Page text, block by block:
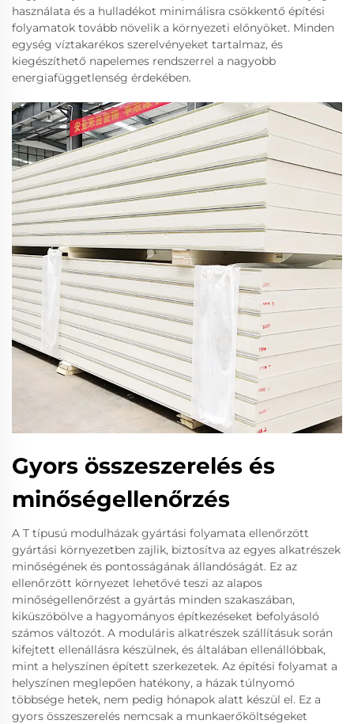
használata és a hulladékot minimálisra csökkentő építési
folyamatok tovább növelik a környezeti előnyöket. Minden
egység víztakarékos szerelvényeket tartalmaz, és
kiegészíthető napelemes rendszerrel a nagyobb
energiafüggetlenség érdekében.
Gyors összeszerelés és
minőségellenőrzés
A T típusú modulházak gyártási folyamata ellenőrzött
gyártási környezetben zajlik, biztosítva az egyes alkatrészek
minőségének és pontosságának állandóságát. Ez az
ellenőrzött környezet lehetővé teszi az alapos
minőségellenőrzést a gyártás minden szakaszában,
kiküszöbölve a hagyományos építkezéseket befolyásoló
számos változót. A moduláris alkatrészek szállításuk során
kifejtett ellenállásra készülnek, és általában ellenállóbbak,
mint a helyszínen épített szerkezetek. Az építési folyamat a
helyszínen meglepően hatékony, a házak túlnyomó
többsége hetek, nem pedig hónapok alatt készül el. Ez a
gyors összeszerelés nemcsak a munkaerőköltségeket